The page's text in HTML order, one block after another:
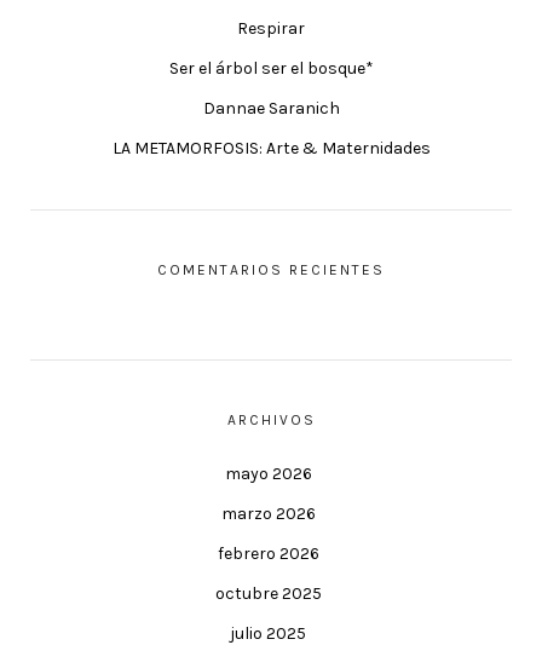
Respirar
Ser el árbol ser el bosque*
Dannae Saranich
LA METAMORFOSIS: Arte & Maternidades
COMENTARIOS RECIENTES
ARCHIVOS
mayo 2026
marzo 2026
febrero 2026
octubre 2025
julio 2025